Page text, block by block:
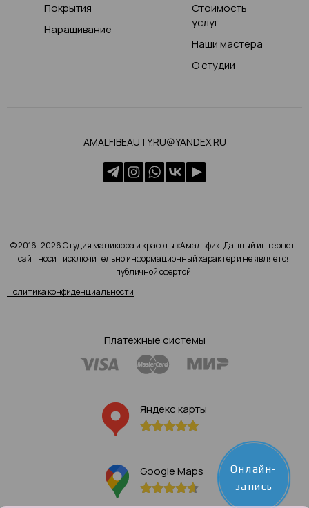
Покрытия
Наращивание
Стоимость
услуг
Наши мастера
О студии
AMALFIBEAUTY.RU@YANDEX.RU
© 2016–2026 Студия маникюра и красоты «Амальфи». Данный интернет-
сайт носит исключительно информационный характер и не является
публичной офертой.
Политика конфиденциальности
Платежные системы
Яндекс карты
Google Maps
Онлайн-
запись